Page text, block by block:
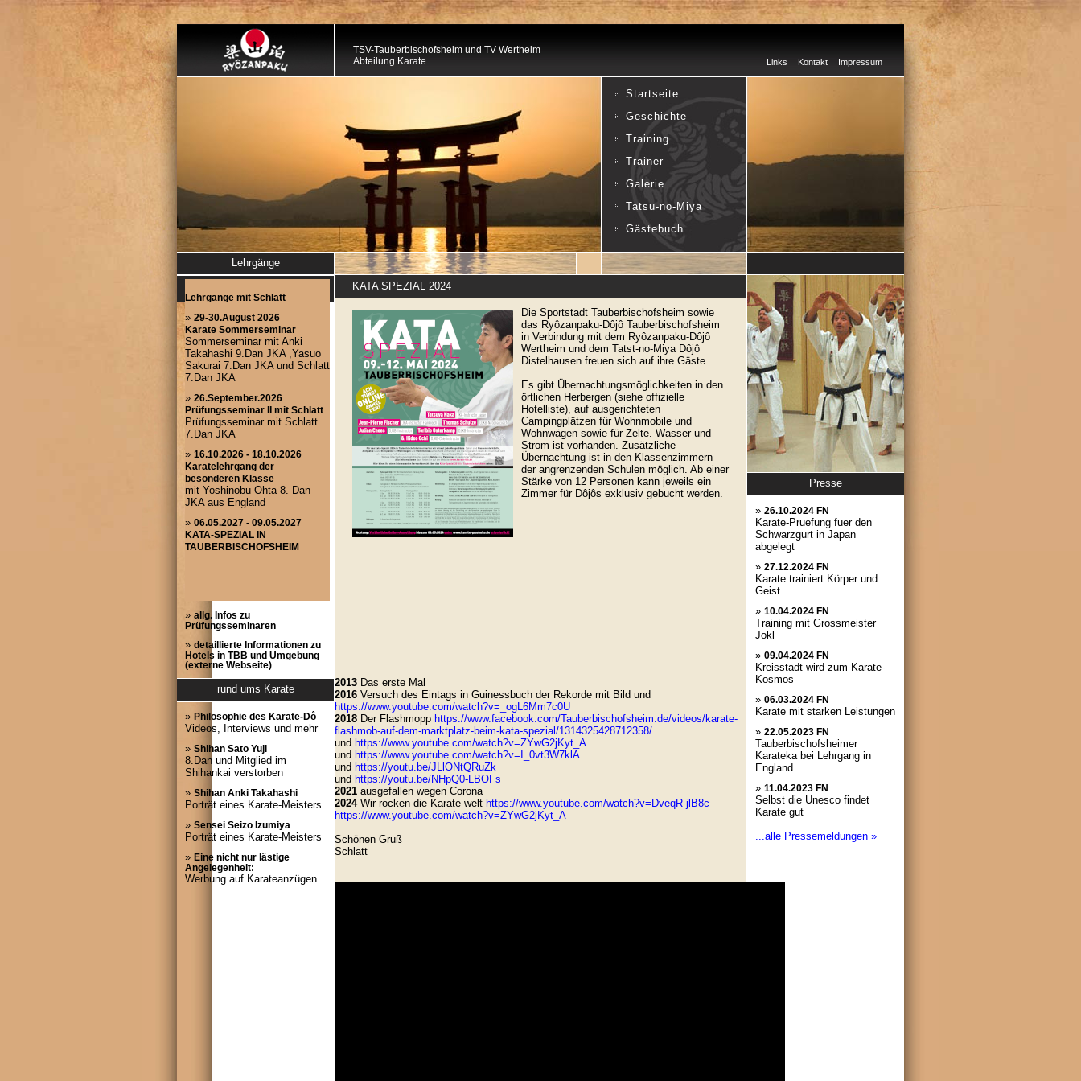
TSV-Tauberbischofsheim und TV Wertheim
Abteilung Karate
Links Kontakt Impressum
Startseite
Geschichte
Training
Trainer
Galerie
Tatsu-no-Miya
Gästebuch
Lehrgänge
» allg. Infos zu
Prüfungsseminaren
» detaillierte Informationen zu
Hotels in TBB und Umgebung
(externe Webseite)
rund ums Karate
» Philosophie des Karate-Dô
Videos, Interviews und mehr
» Shihan Sato Yuji
8.Dan und Mitglied im
Shihankai verstorben
» Shihan Anki Takahashi
Porträt eines Karate-Meisters
» Sensei Seizo Izumiya
Porträt eines Karate-Meisters
» Eine nicht nur lästige
Angelegenheit:
Werbung auf Karateanzügen.
KATA SPEZIAL 2024
Die Sportstadt Tauberbischofsheim sowie
das Ryôzanpaku-Dôjô Tauberbischofsheim
in Verbindung mit dem Ryôzanpaku-Dôjô
Wertheim und dem Tatst-no-Miya Dôjô
Distelhausen freuen sich auf ihre Gäste.
Es gibt Übernachtungsmöglichkeiten in den
örtlichen Herbergen (siehe offizielle
Hotelliste), auf ausgerichteten
Campingplätzen für Wohnmobile und
Wohnwägen sowie für Zelte. Wasser und
Strom ist vorhanden. Zusätzliche
Übernachtung ist in den Klassenzimmern
der angrenzenden Schulen möglich. Ab einer
Stärke von 12 Personen kann jeweils ein
Zimmer für Dôjôs exklusiv gebucht werden.
2013 Das erste Mal
2016 Versuch des Eintags in Guinessbuch der Rekorde mit Bild und
https://www.youtube.com/watch?v=_ogL6Mm7c0U
2018 Der Flashmopp https://www.facebook.com/Tauberbischofsheim.de/videos/karate-
flashmob-auf-dem-marktplatz-beim-kata-spezial/1314325428712358/
und https://www.youtube.com/watch?v=ZYwG2jKyt_A
und https://www.youtube.com/watch?v=I_0vt3W7klA
und https://youtu.be/JLlONtQRuZk
und https://youtu.be/NHpQ0-LBOFs
2021 ausgefallen wegen Corona
2024Wir rocken die Karate-welt https://www.youtube.com/watch?v=DveqR-jlB8c
https://www.youtube.com/watch?v=ZYwG2jKyt_A
Schönen Gruß
Schlatt
Presse
» 26.10.2024 FN
Karate-Pruefung fuer den
Schwarzgurt in Japan
abgelegt
» 27.12.2024 FN
Karate trainiert Körper und
Geist
» 10.04.2024 FN
Training mit Grossmeister
Jokl
» 09.04.2024 FN
Kreisstadt wird zum Karate-
Kosmos
» 06.03.2024 FN
Karate mit starken Leistungen
» 22.05.2023 FN
Tauberbischofsheimer
Karateka bei Lehrgang in
England
» 11.04.2023 FN
Selbst die Unesco findet
Karate gut
...alle Pressemeldungen »